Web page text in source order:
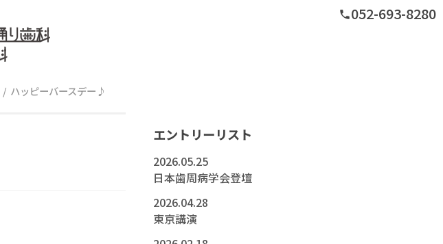
phone052-693-8280
ハッピーバースデー♪
エントリーリスト
2026.05.25
日本歯周病学会登壇
2026.04.28
東京講演